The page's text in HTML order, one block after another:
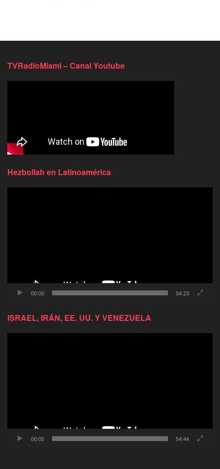
TVRadioMiami – Canal Youtube
Hezbollah en Latinoamérica
00:00 04:23
ISRAEL, IRÁN, EE. UU. Y VENEZUELA
00:00 54:44